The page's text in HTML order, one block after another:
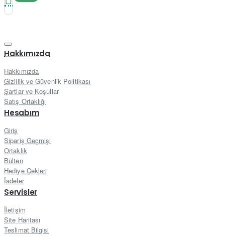
Hakkımızda
Hakkımızda
Gizlilik ve Güvenlik Politikası
Şartlar ve Koşullar
Satış Ortaklığı
Hesabım
Giriş
Sipariş Geçmişi
Ortaklık
Bülten
Hediye Çekleri
İadeler
Servisler
İletişim
Site Haritası
Teslimat Bilgisi